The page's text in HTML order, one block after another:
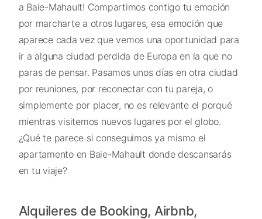
a Baie-Mahault! Compartimos contigo tu emoción
por marcharte a otros lugares, esa emoción que
aparece cada vez que vemos una oportunidad para
ir a alguna ciudad perdida de Europa en la que no
paras de pensar. Pasamos unos días en otra ciudad
por reuniones, por reconectar con tu pareja, o
simplemente por placer, no es relevante el porqué
mientras visitemos nuevos lugares por el globo.
¿Qué te parece si conseguimos ya mismo el
apartamento en Baie-Mahault donde descansarás
en tu viaje?
Alquileres de Booking, Airbnb,